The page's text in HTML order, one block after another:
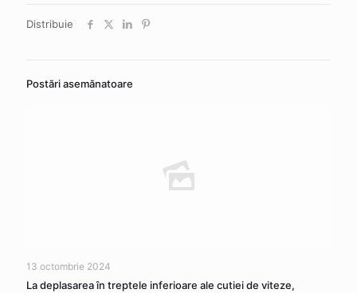
Distribuie
Postări asemănatoare
13 octombrie 2024
La deplasarea în treptele inferioare ale cutiei de viteze,